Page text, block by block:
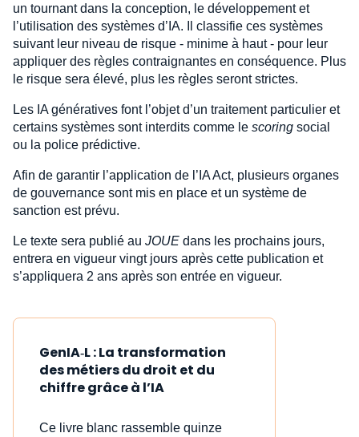
un tournant dans la conception, le développement et
l’utilisation des systèmes d’IA. Il classifie ces systèmes
suivant leur niveau de risque - minime à haut - pour leur
appliquer des règles contraignantes en conséquence. Plus
le risque sera élevé, plus les règles seront strictes.
Les IA génératives font l’objet d’un traitement particulier et
certains systèmes sont interdits comme le scoring social
ou la police prédictive.
Afin de garantir l’application de l’IA Act, plusieurs organes
de gouvernance sont mis en place et un système de
sanction est prévu.
Le texte sera publié au JOUE dans les prochains jours,
entrera en vigueur vingt jours après cette publication et
s’appliquera 2 ans après son entrée en vigueur.
GenIA‑L : La transformation
des métiers du droit et du
chiffre grâce à l’IA
Ce livre blanc rassemble quinze